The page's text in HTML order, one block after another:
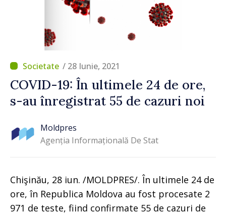
/ 28 Iunie, 2021
COVID-19: În ultimele 24 de ore,
s-au înregistrat 55 de cazuri noi
Moldpres
Agenția Informațională De Stat
Chişinău, 28 iun. /MOLDPRES/. În ultimele 24 de
ore, în Republica Moldova au fost procesate 2
971 de teste, fiind confirmate 55 de cazuri de